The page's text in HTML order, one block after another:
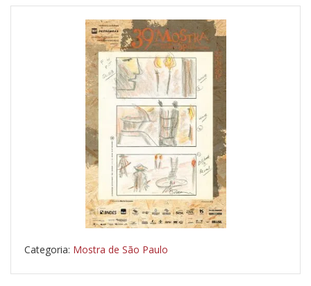
Categoria: Mostra de São Paulo